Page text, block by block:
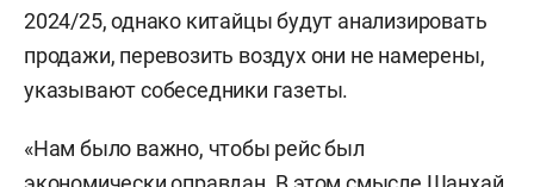
2024/25, однако китайцы будут анализировать
продажи, перевозить воздух они не намерены,
указывают собеседники газеты.
«Нам было важно, чтобы рейс был